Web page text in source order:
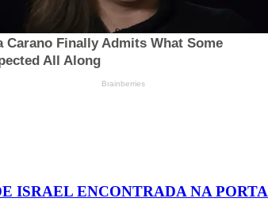
ISRAEL ENCONTRADA NA PORTA